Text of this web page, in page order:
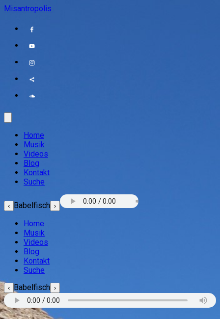
Misantropolis
Home
Musik
Videos
Blog
Kontakt
Suche
‹ Babelfisch ›
Home
Musik
Videos
Blog
Kontakt
Suche
‹ Babelfisch ›